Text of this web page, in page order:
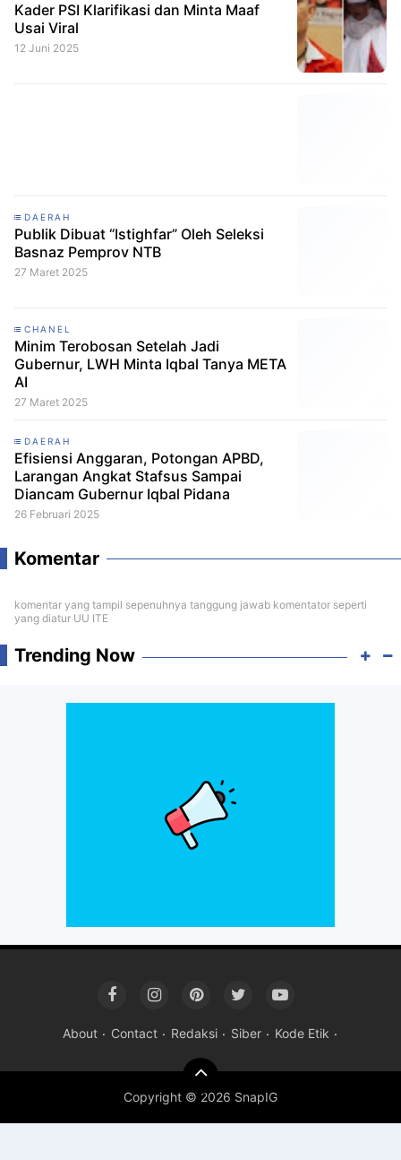
Kader PSI Klarifikasi dan Minta Maaf
Usai Viral
12 Juni 2025
DAERAH
Publik Dibuat “Istighfar” Oleh Seleksi
Basnaz Pemprov NTB
27 Maret 2025
CHANEL
Minim Terobosan Setelah Jadi
Gubernur, LWH Minta Iqbal Tanya META
AI
27 Maret 2025
DAERAH
Efisiensi Anggaran, Potongan APBD,
Larangan Angkat Stafsus Sampai
Diancam Gubernur Iqbal Pidana
26 Februari 2025
Komentar
komentar yang tampil sepenuhnya tanggung jawab komentator seperti
yang diatur UU ITE
Trending Now
About Contact Redaksi Siber Kode Etik
Copyright © 2026 SnapIG